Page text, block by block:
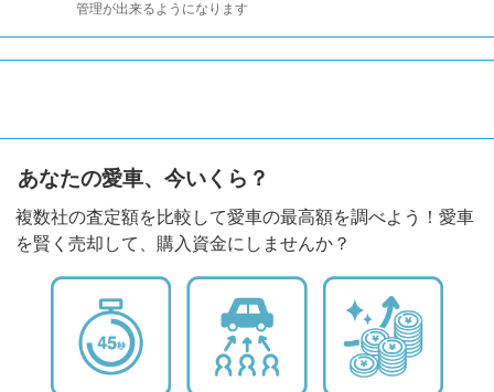
管理が出来るようになります
あなたの愛車、今いくら？
複数社の査定額を比較して愛車の最高額を調べよう！愛車
を賢く売却して、購入資金にしませんか？